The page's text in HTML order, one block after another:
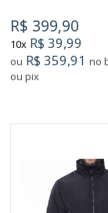
R$ 399,90
10x R$ 39,99
ou R$ 359,91 no boleto
ou pix